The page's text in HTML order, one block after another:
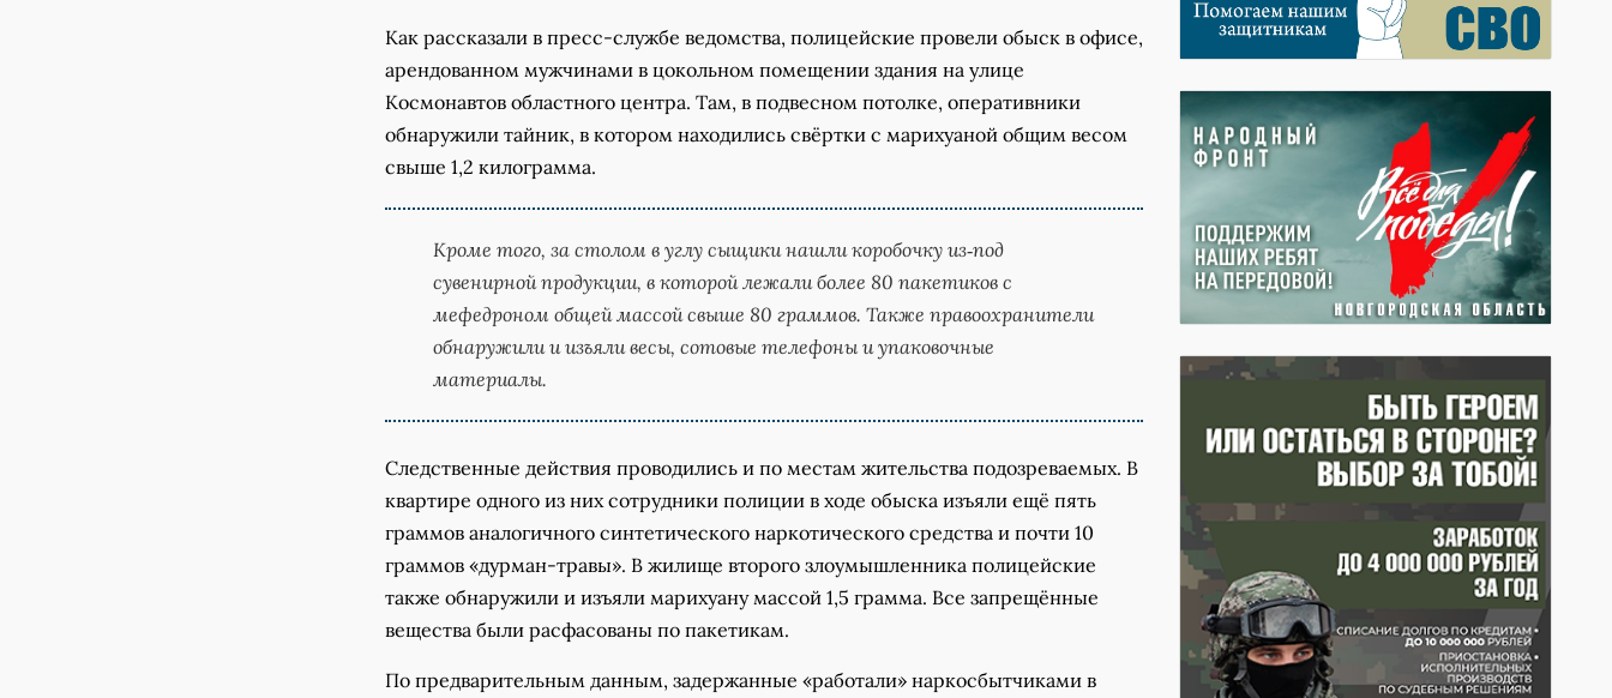
Как рассказали в пресс-службе ведомства, полицейские провели обыск в офисе,
арендованном мужчинами в цокольном помещении здания на улице
Космонавтов областного центра. Там, в подвесном потолке, оперативники
обнаружили тайник, в котором находились свёртки с марихуаной общим весом
свыше 1,2 килограмма.
Кроме того, за столом в углу сыщики нашли коробочку из‑под
сувенирной продукции, в которой лежали более 80 пакетиков с
мефедроном общей массой свыше 80 граммов. Также правоохранители
обнаружили и изъяли весы, сотовые телефоны и упаковочные
материалы.
Следственные действия проводились и по местам жительства подозреваемых. В
квартире одного из них сотрудники полиции в ходе обыска изъяли ещё пять
граммов аналогичного синтетического наркотического средства и почти 10
граммов «дурман-травы». В жилище второго злоумышленника полицейские
также обнаружили и изъяли марихуану массой 1,5 грамма. Все запрещённые
вещества были расфасованы по пакетикам.
По предварительным данным, задержанные «работали» наркосбытчиками в